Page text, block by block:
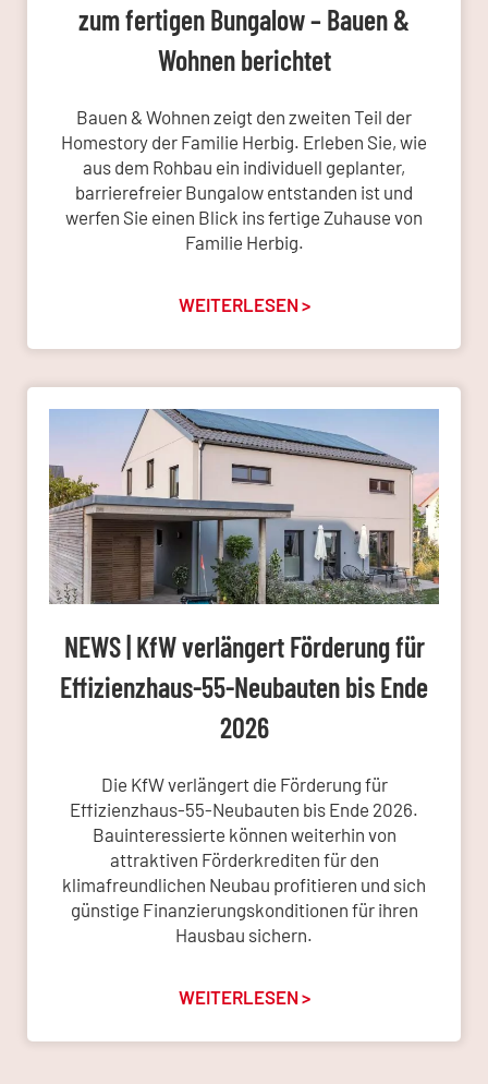
zum fertigen Bungalow – Bauen &
Wohnen berichtet
Bauen & Wohnen zeigt den zweiten Teil der
Homestory der Familie Herbig. Erleben Sie, wie
aus dem Rohbau ein individuell geplanter,
barrierefreier Bungalow entstanden ist und
werfen Sie einen Blick ins fertige Zuhause von
Familie Herbig.
WEITERLESEN >
NEWS | KfW verlängert Förderung für
Effizienzhaus-55-Neubauten bis Ende
2026
Die KfW verlängert die Förderung für
Effizienzhaus-55-Neubauten bis Ende 2026.
Bauinteressierte können weiterhin von
attraktiven Förderkrediten für den
klimafreundlichen Neubau profitieren und sich
günstige Finanzierungskonditionen für ihren
Hausbau sichern.
WEITERLESEN >